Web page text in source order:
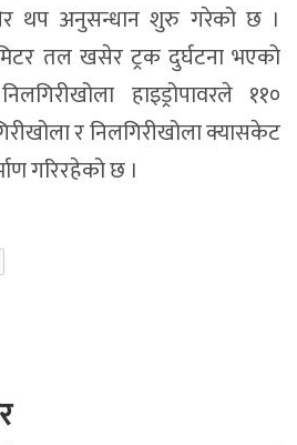
थप अनुसन्धान शुरु गरेको छ ।
तल खसेर ट्रक दुर्घटना भएको
हाइड्रोपावरले ११०
र निलगिरीखोला क्यासकेट
गरिरहेको छ ।